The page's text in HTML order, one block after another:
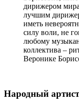
дирижером
лучшим
иметь
силу воли, не
любому
коллектива –
Веронике
Народный